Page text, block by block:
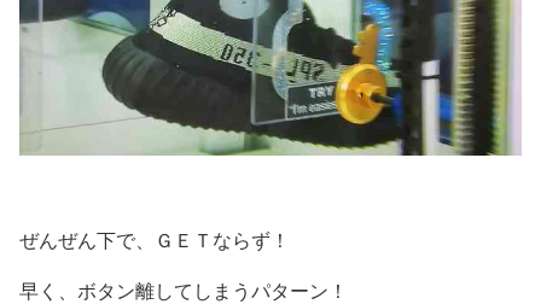
ぜんぜん下で、ＧＥＴならず！
早く、ボタン離してしまうパターン！